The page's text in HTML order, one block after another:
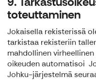
toteuttaminen
Jokaisella rekisterissä
tarkistaa rekisteriin
mahdollinen
oikeuden automatisoi
Johku-järjestelmä